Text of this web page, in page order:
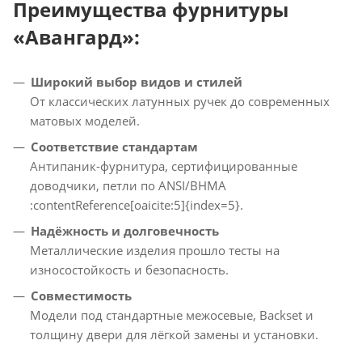
Преимущества фурнитуры
«Авангард»:
Широкий выбор видов и стилей
От классических латунных ручек до современных
матовых моделей.
Соответствие стандартам
Антипаник-фурнитура, сертифицированные
доводчики, петли по ANSI/BHMA
:contentReference[oaicite:5]{index=5}.
Надёжность и долговечность
Металлические изделия прошло тесты на
износостойкость и безопасность.
Совместимость
Модели под стандартные межосевые, Backset и
толщину двери для лёгкой замены и установки.